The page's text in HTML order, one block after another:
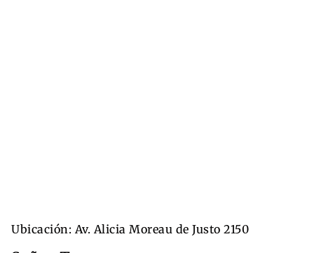
Ubicación: Av. Alicia Moreau de Justo 2150